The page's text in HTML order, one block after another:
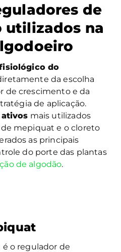
de
utilizados na
do
da escolha
de crescimento e da
de aplicação.
mais utilizados
mepiquat e o cloreto
as principais
do porte das plantas
de algodão.
o regulador de